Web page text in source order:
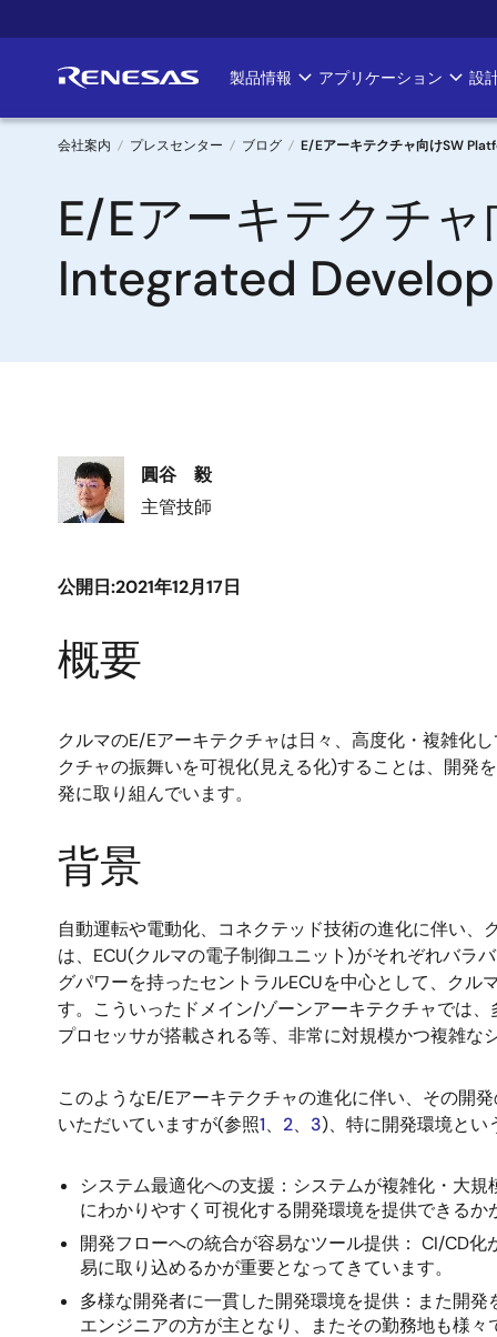
イ
ン
Main
navigation
製品情報 アプリケーション 設
パ
ン
く
会社案内 プレスセンター ブログ E/Eアーキテクチャ向けSW
E/Eアーキテクチ
Integrated
像
圓谷 毅
主管技師
公開日:2021年12月17日
概要
クルマのE/Eアーキテクチャは日々、高度化・複雑化
クチャの振舞いを可視化(見える化)することは、開発
発に取り組んでいます。
背景
自動運転や電動化、コネクテッド技術の進化に伴い
は、ECU(クルマの電子制御ユニット)がそれぞれバラ
グパワーを持ったセントラルECUを中心として、ク
す。こういったドメイン/ゾーンアーキテクチャでは
プロセッサが搭載される等、非常に対規模かつ複雑な
このようなE/Eアーキテクチャの進化に伴い、その開
いただいていますが(参照1、 2、 3)、特に開発環境とい
システム最適化への支援：システムが複雑化・大
にわかりやすく可視化する開発環境を提供できる
開発フローへの統合が容易なツール提供： CI/CD
易に取り込めるかが重要となってきています。
多様な開発者に一貫した開発環境を提供：また開
エンジニアの方が主となり、またその勤務地も様